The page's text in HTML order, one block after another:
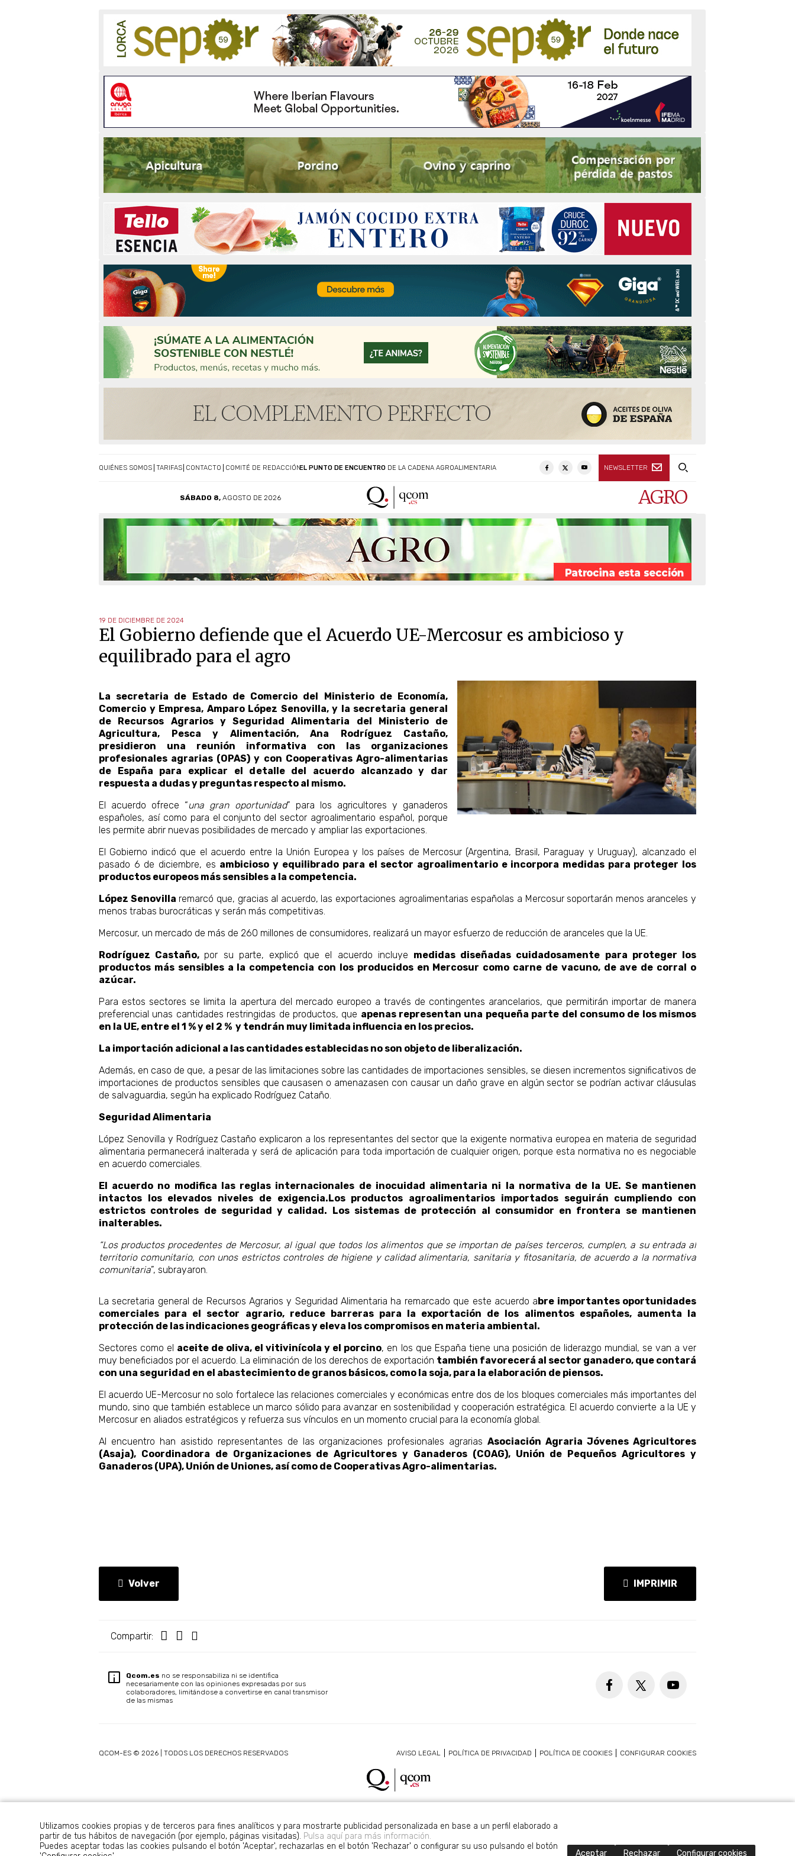
QUIÉNES SOMOS TARIFAS CONTACTO COMITÉ DE REDACCIÓN NEWSLETTER
EL PUNTO DE ENCUENTRODE LA CADENA AGROALIMENTARIA
SÁBADO 8, AGOSTO DE 2026 AGRO
19 DE DICIEMBRE DE 2024
El Gobierno defiende que el Acuerdo UE-Mercosur es ambicioso y
equilibrado para el agro
La secretaria de Estado de Comercio del Ministerio de Economía,
Comercio y Empresa, Amparo López Senovilla, y la secretaria general
de Recursos Agrarios y Seguridad Alimentaria del Ministerio de
Agricultura, Pesca y Alimentación, Ana Rodríguez Castaño,
presidieron una reunión informativa con las organizaciones
profesionales agrarias (OPAS) y con Cooperativas Agro-alimentarias
de España para explicar el detalle del acuerdo alcanzado y dar
respuesta a dudas y preguntas respecto al mismo.
El acuerdo ofrece “una gran oportunidad” para los agricultores y ganaderos
españoles, así como para el conjunto del sector agroalimentario español, porque
les permite abrir nuevas posibilidades de mercado y ampliar las exportaciones.
El Gobierno indicó que el acuerdo entre la Unión Europea y los países de Mercosur (Argentina, Brasil, Paraguay y Uruguay), alcanzado el
pasado 6 de diciembre, es ambicioso y equilibrado para el sector agroalimentario e incorpora medidas para proteger los
productos europeos más sensibles a la competencia.
López Senovilla remarcó que, gracias al acuerdo, las exportaciones agroalimentarias españolas a Mercosur soportarán menos aranceles y
menos trabas burocráticas y serán más competitivas.
Mercosur, un mercado de más de 260 millones de consumidores, realizará un mayor esfuerzo de reducción de aranceles que la UE.
Rodríguez Castaño, por su parte, explicó que el acuerdo incluye medidas diseñadas cuidadosamente para proteger los
productos más sensibles a la competencia con los producidos en Mercosur como carne de vacuno, de ave de corral o
azúcar.
Para estos sectores se limita la apertura del mercado europeo a través de contingentes arancelarios, que permitirán importar de manera
preferencial unas cantidades restringidas de productos, que apenas representan una pequeña parte del consumo de los mismos
en la UE, entre el 1 % y el 2 % y tendrán muy limitada influencia en los precios.
La importación adicional a las cantidades establecidas no son objeto de liberalización.
Además, en caso de que, a pesar de las limitaciones sobre las cantidades de importaciones sensibles, se diesen incrementos significativos de
importaciones de productos sensibles que causasen o amenazasen con causar un daño grave en algún sector se podrían activar cláusulas
de salvaguardia, según ha explicado Rodríguez Cataño.
Seguridad Alimentaria
López Senovilla y Rodríguez Castaño explicaron a los representantes del sector que la exigente normativa europea en materia de seguridad
alimentaria permanecerá inalterada y será de aplicación para toda importación de cualquier origen, porque esta normativa no es negociable
en acuerdo comerciales.
El acuerdo no modifica las reglas internacionales de inocuidad alimentaria ni la normativa de la UE. Se mantienen
intactos los elevados niveles de exigencia.Los productos agroalimentarios importados seguirán cumpliendo con
estrictos controles de seguridad y calidad. Los sistemas de protección al consumidor en frontera se mantienen
inalterables.
“Los productos procedentes de Mercosur, al igual que todos los alimentos que se importan de países terceros, cumplen, a su entrada al
territorio comunitario, con unos estrictos controles de higiene y calidad alimentaria, sanitaria y fitosanitaria, de acuerdo a la normativa
comunitaria”, subrayaron.
La secretaria general de Recursos Agrarios y Seguridad Alimentaria ha remarcado que este acuerdo abre importantes oportunidades
comerciales para el sector agrario, reduce barreras para la exportación de los alimentos españoles, aumenta la
protección de las indicaciones geográficas y eleva los compromisos en materia ambiental.
Sectores como el aceite de oliva, el vitivinícola y el porcino, en los que España tiene una posición de liderazgo mundial, se van a ver
muy beneficiados por el acuerdo. La eliminación de los derechos de exportación también favorecerá al sector ganadero, que contar
con una seguridad en el abastecimiento de granos básicos, como la soja, para la elaboración de piensos.
El acuerdo UE-Mercosur no solo fortalece las relaciones comerciales y económicas entre dos de los bloques comerciales más importantes del
mundo, sino que también establece un marco sólido para avanzar en sostenibilidad y cooperación estratégica. El acuerdo convierte a la UE y
Mercosur en aliados estratégicos y refuerza sus vínculos en un momento crucial para la economía global.
Al encuentro han asistido representantes de las organizaciones profesionales agrariasAsociación Agraria Jóvenes Agricultores
(Asaja), Coordinadora de Organizaciones de Agricultores y Ganaderos (COAG), Unión de Pequeños Agricultores y
Ganaderos (UPA), Unión de Uniones, así como de Cooperativas Agro-alimentarias.
Volver IMPRIMIR
Compartir:
Qcom.es no se responsabiliza ni se identifica
necesariamente con las opiniones expresadas por sus
colaboradores, limitándose a convertirse en canal transmisor
de las mismas
AVISO LEGAL POLÍTICA DE PRIVACIDAD POLÍTICA DE COOKIES CONFIGURAR COOKIES
QCOM-ES © 2026 | TODOS LOS DERECHOS RESERVADOS
Utilizamos cookies propias y de terceros para fines analíticos y para mostrarte publicidad personalizada en base a un perfil elaborado a
partir de tus hábitos de navegación (por ejemplo, páginas visitadas). Pulsa aquí para más información.
Puedes aceptar todas las cookies pulsando el botón 'Aceptar', rechazarlas en el botón 'Rechazar' o configurar su uso pulsando el botón
Aceptar Rechazar Configurar cookies